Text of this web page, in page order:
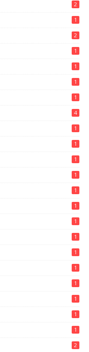
2
1
2
1
1
1
1
4
1
1
1
1
1
1
1
1
1
1
1
1
1
1
2